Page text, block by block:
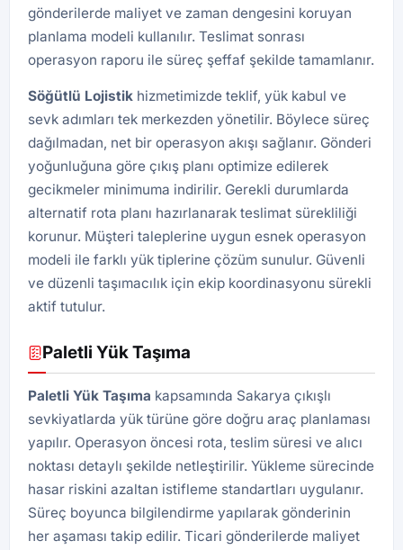
gönderilerde maliyet ve zaman dengesini koruyan
planlama modeli kullanılır. Teslimat sonrası
operasyon raporu ile süreç şeffaf şekilde tamamlanır.
Söğütlü Lojistik hizmetimizde teklif, yük kabul ve
sevk adımları tek merkezden yönetilir. Böylece süreç
dağılmadan, net bir operasyon akışı sağlanır. Gönderi
yoğunluğuna göre çıkış planı optimize edilerek
gecikmeler minimuma indirilir. Gerekli durumlarda
alternatif rota planı hazırlanarak teslimat sürekliliği
korunur. Müşteri taleplerine uygun esnek operasyon
modeli ile farklı yük tiplerine çözüm sunulur. Güvenli
ve düzenli taşımacılık için ekip koordinasyonu sürekli
aktif tutulur.
Paletli Yük Taşıma
Paletli Yük Taşıma kapsamında Sakarya çıkışlı
sevkiyatlarda yük türüne göre doğru araç planlaması
yapılır. Operasyon öncesi rota, teslim süresi ve alıcı
noktası detaylı şekilde netleştirilir. Yükleme sürecinde
hasar riskini azaltan istifleme standartları uygulanır.
Süreç boyunca bilgilendirme yapılarak gönderinin
her aşaması takip edilir. Ticari gönderilerde maliyet